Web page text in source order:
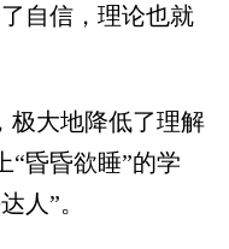
自信，理论也就
大地降低了理解
“昏昏欲睡”的学
人”。